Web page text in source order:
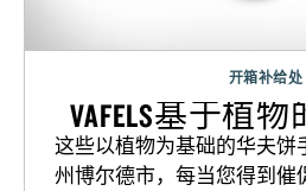
开箱补给处
VAFELS基于植
这些以植物为基础的华夫饼
州博尔德市，每当您得到催